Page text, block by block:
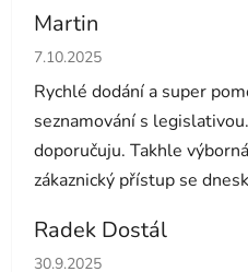
Martin
Hodnocení obchodu je 5 z 5
7.10.2025
Rychlé dodání a super
seznamování s
doporučuju. Takhle
zákaznický přístup se
Radek Dostál
Hodnocení obchodu je 5 z 5
30.9.2025